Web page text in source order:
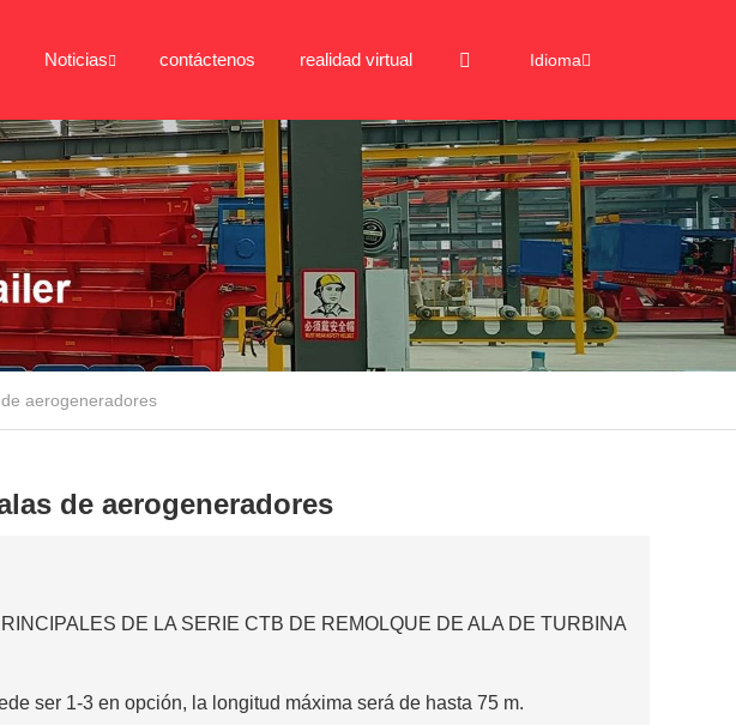
Noticias contáctenos realidad virtual Idioma
aerogeneradores
de aerogeneradores
DE LA SERIE CTB DE REMOLQUE DE ALA DE TURBINA
ser 1-3 en opción, la longitud máxima será de hasta 75 m.